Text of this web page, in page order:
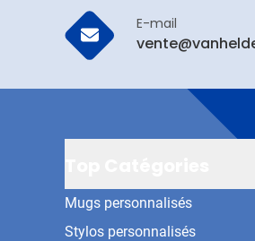
E-mail
Mugs personnalisés
Stylos personnalisés